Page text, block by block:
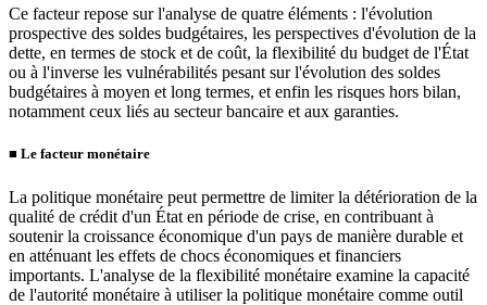
Ce facteur repose sur l'analyse de quatre éléments : l'évolution
prospective des soldes budgétaires, les perspectives d'évolution de la
dette, en termes de stock et de coût, la flexibilité du budget de l'État
ou à l'inverse les vulnérabilités pesant sur l'évolution des soldes
budgétaires à moyen et long termes, et enfin les risques hors bilan,
notamment ceux liés au secteur bancaire et aux garanties.
■ Le facteur monétaire
La politique monétaire peut permettre de limiter la détérioration de la
qualité de crédit d'un État en période de crise, en contribuant à
soutenir la croissance économique d'un pays de manière durable et
en atténuant les effets de chocs économiques et financiers
importants. L'analyse de la flexibilité monétaire examine la capacité
de l'autorité monétaire à utiliser la politique monétaire comme outil